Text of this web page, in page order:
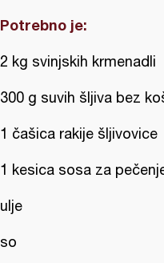
Potrebno je:
2 kg svinjskih krmenadli
300 g suvih šljiva bez
1 čašica rakije šljivovice
1 kesica sosa za
ulje
so